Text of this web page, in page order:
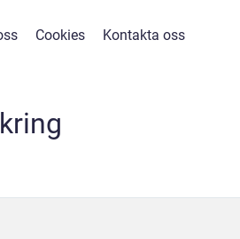
Cookies Kontakta oss